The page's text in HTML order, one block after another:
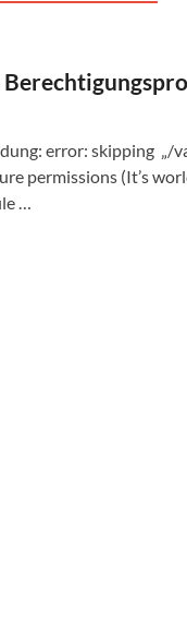
error: skipping „/
permissions (It’s
…